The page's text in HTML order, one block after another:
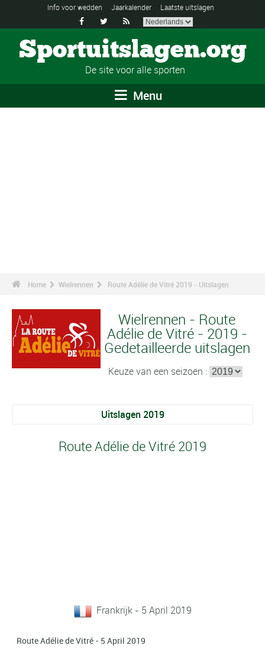
Info voor wedden Jaarkalender Laatste uitslagen
  
Sportuitslagen.org
De site voor alle sporten
Menu
Home Wielrennen Route Adélie de Vitré 2019 - Uitslagen
Wielrennen - Route
Adélie de Vitré - 2019 -
Gedetailleerde uitslagen
Keuze van een seizoen :
Uitslagen 2019
Route Adélie de Vitré 2019
Frankrijk - 5 April 2019
Route Adélie de Vitré - 5 April 2019